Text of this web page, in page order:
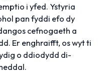
i yfed. Ystyria
pan fyddi efo dy
cefnogaeth a
Er enghraifft, os wyt ti
o ddiodydd di-